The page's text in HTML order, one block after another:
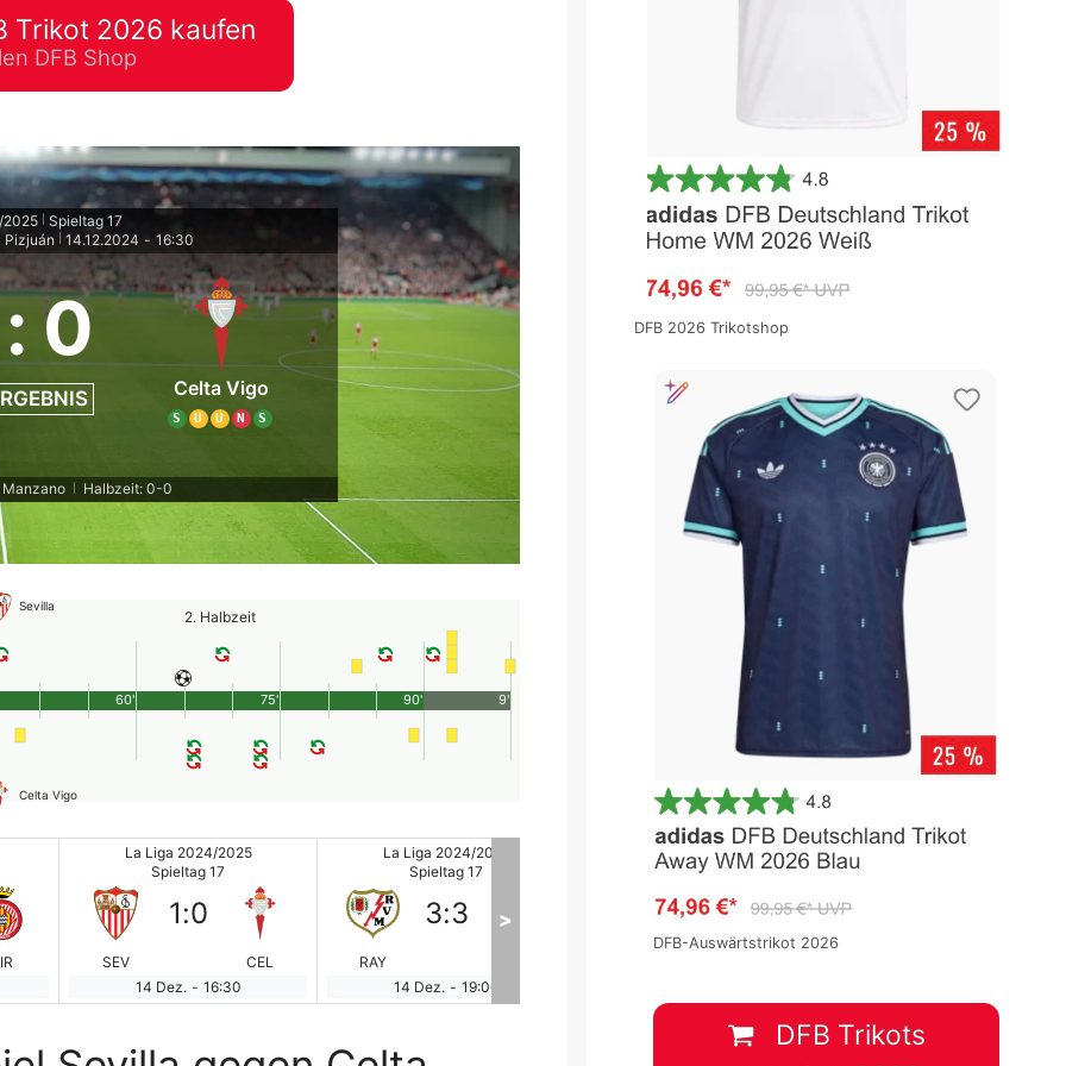
Excel – kostenlos
automatisch ausfüllen
Trikot 2026 kaufen
DFB Shop
2025
Spieltag 17
Pizjuán
14.12.2024 - 16:30
:0
Celta Vigo
S U U N S
Halbzeit: 0-0
Sevilla
2. Halbzeit
Celta Vigo
90'
60' 75' 9'
La Liga 2024/2025
Spieltag 17
SEV
1:0
CEL
14 Dez. - 16:30
La Liga 2024/2025
Spieltag 17
RAY
3:3
14 Dez. - 19:00
La Liga 2024/2025
Spieltag 17
1:0
>
DFB 2026 Trikotshop
DFB-Auswärtstrikot 2026
DFB Trikots